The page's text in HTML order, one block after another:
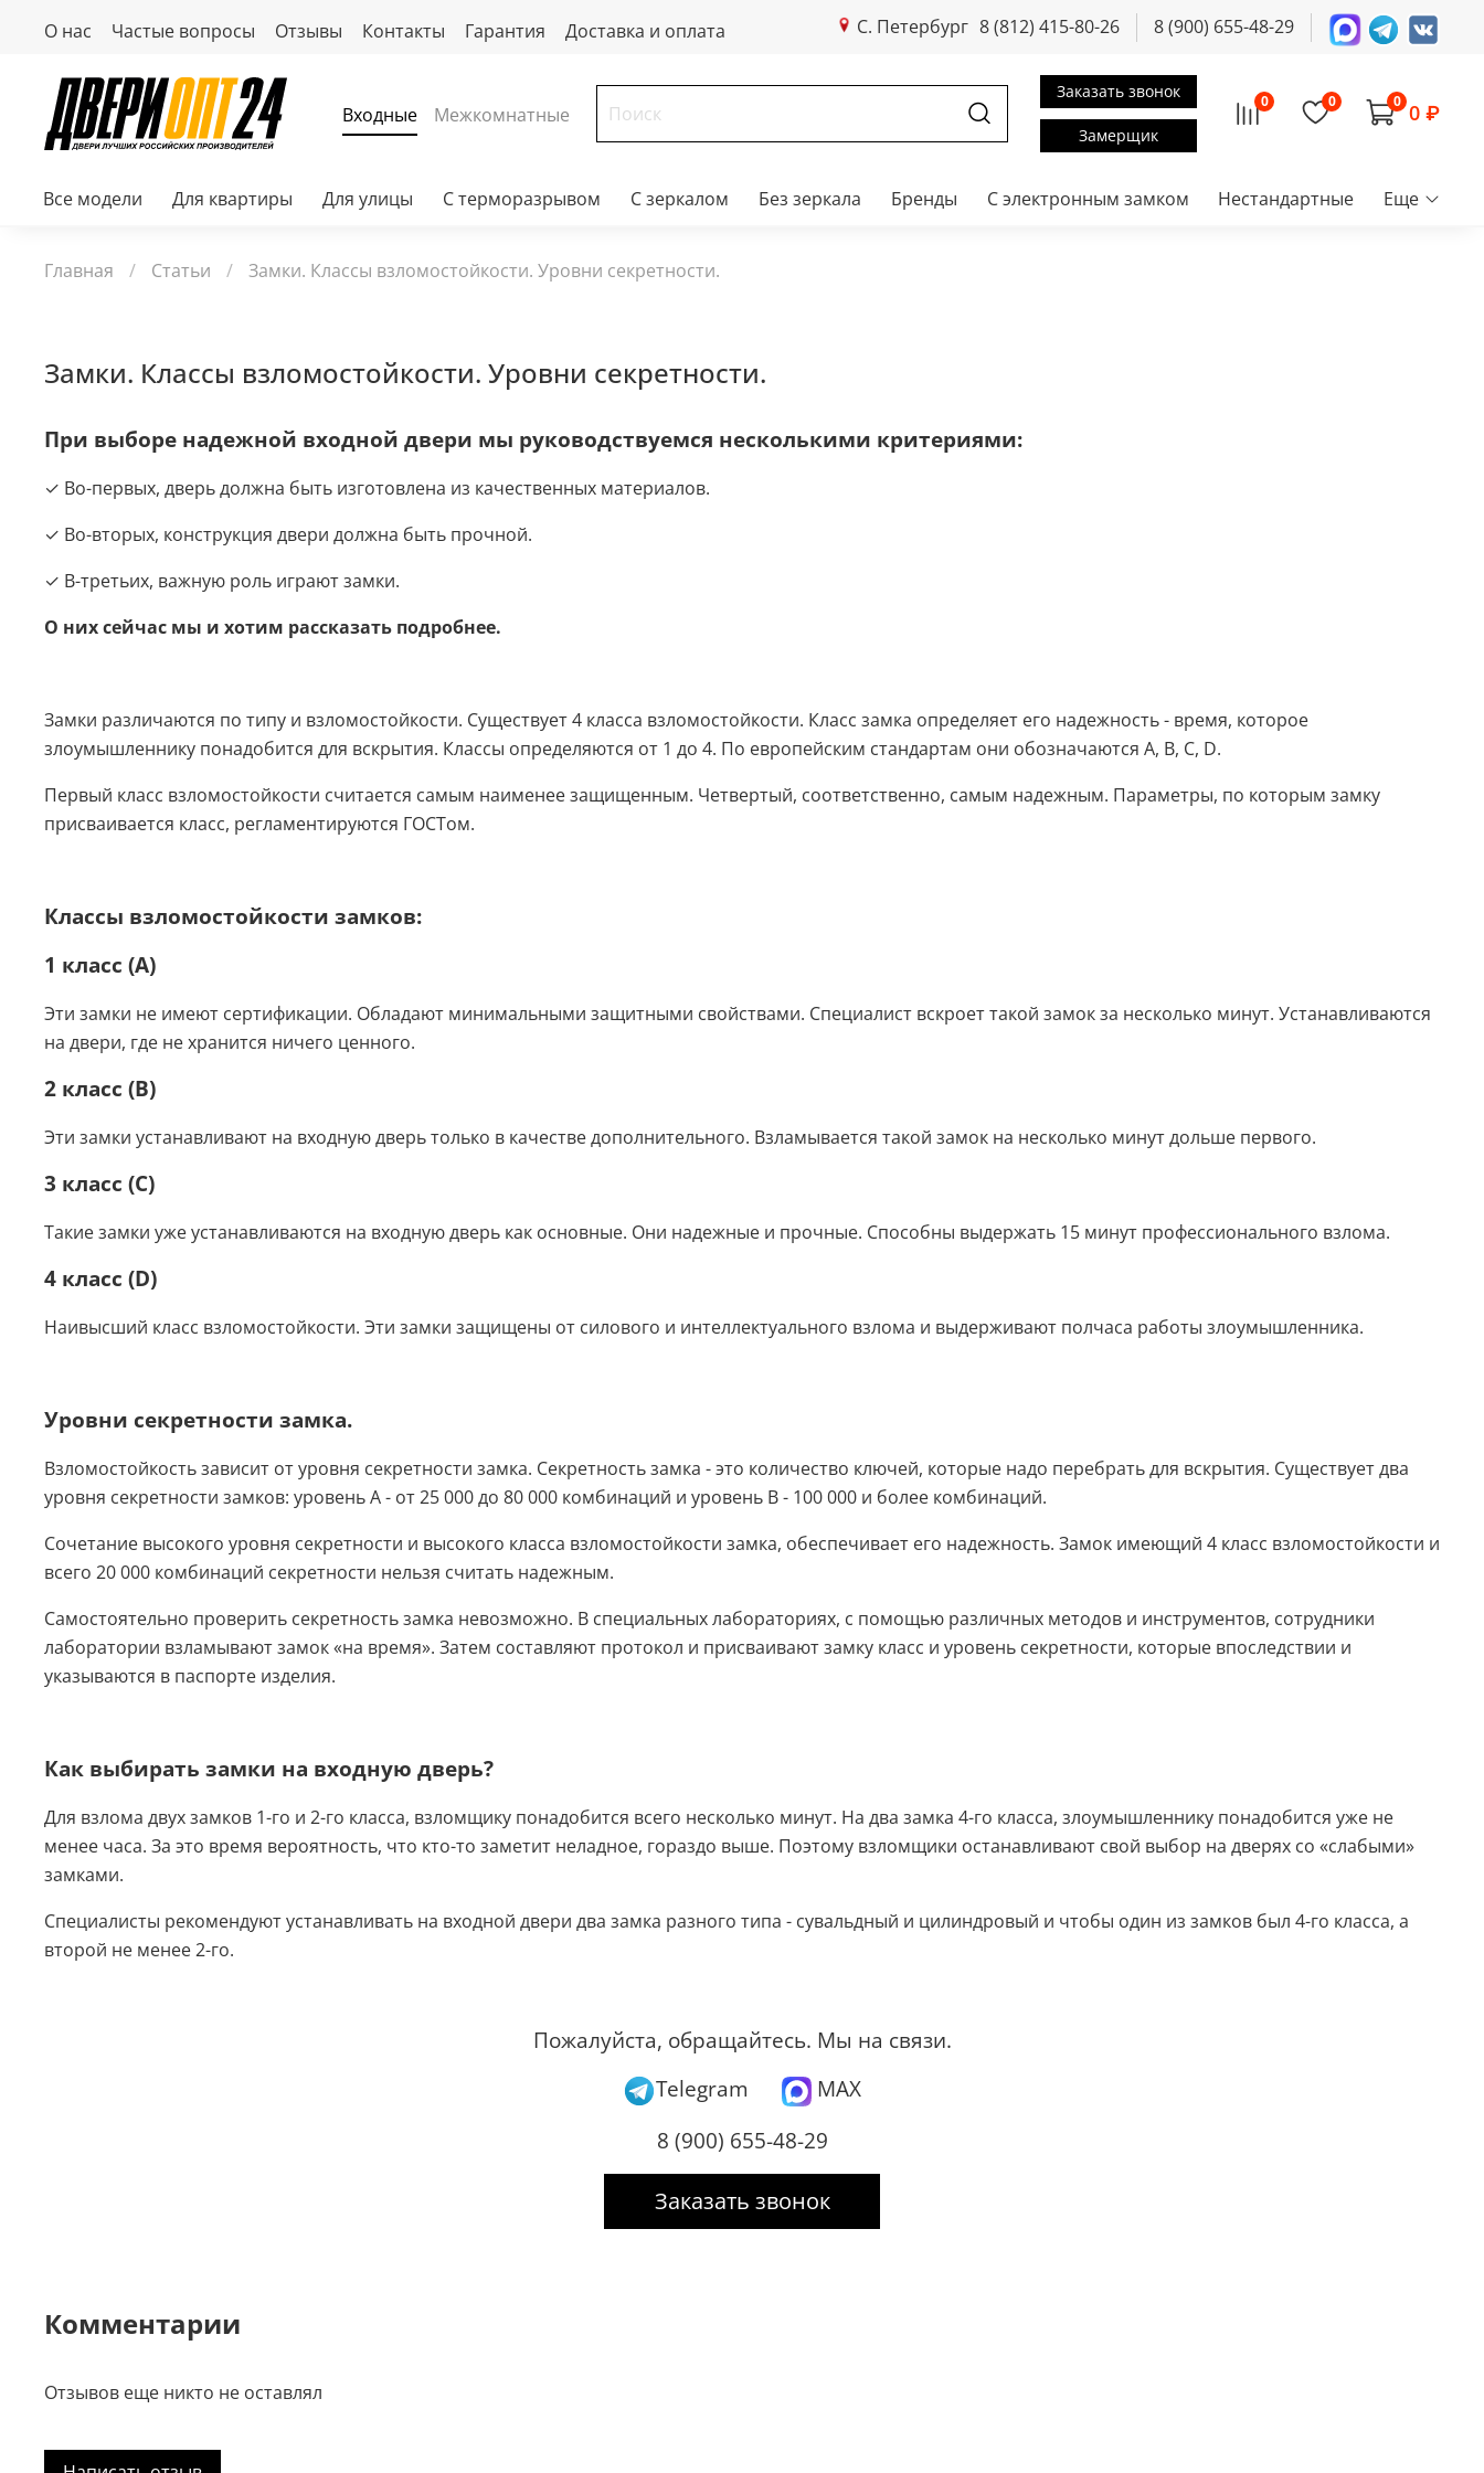
О нас Частые вопросы Отзывы Контакты Гарантия Доставка и оплата С. Петербург 8 (812) 415-80-26 8 (900) 655-48-29
Входные Межкомнатные
Заказать звонок
Замерщик
0 0 0 0 ₽
Все модели Для квартиры Для улицы С терморазрывом С зеркалом Без зеркала Бренды С электронным замком Нестандартные Еще
Главная Статьи Замки. Классы взломостойкости. Уровни секретности.
Замки. Классы взломостойкости. Уровни секретности.
При выборе надежной входной двери мы руководствуемся несколькими критериями:
✓ Во-первых, дверь должна быть изготовлена из качественных материалов.
✓ Во-вторых, конструкция двери должна быть прочной.
✓ В-третьих, важную роль играют замки.
О них сейчас мы и хотим рассказать подробнее.
Замки различаются по типу и взломостойкости. Существует 4 класса взломостойкости. Класс замка определяет его надежность - время, которое
злоумышленнику понадобится для вскрытия. Классы определяются от 1 до 4. По европейским стандартам они обозначаются A, B, C, D.
Первый класс взломостойкости считается самым наименее защищенным. Четвертый, соответственно, самым надежным. Параметры, по которым замку
присваивается класс, регламентируются ГОСТом.
Классы взломостойкости замков:
1 класс (A)
Эти замки не имеют сертификации. Обладают минимальными защитными свойствами. Специалист вскроет такой замок за несколько минут. Устанавливаются
на двери, где не хранится ничего ценного.
2 класс (B)
Эти замки устанавливают на входную дверь только в качестве дополнительного. Взламывается такой замок на несколько минут дольше первого.
3 класс (C)
Такие замки уже устанавливаются на входную дверь как основные. Они надежные и прочные. Способны выдержать 15 минут профессионального взлома.
4 класс (D)
Наивысший класс взломостойкости. Эти замки защищены от силового и интеллектуального взлома и выдерживают полчаса работы злоумышленника.
Уровни секретности замка.
Взломостойкость зависит от уровня секретности замка. Секретность замка - это количество ключей, которые надо перебрать для вскрытия. Существует два
уровня секретности замков: уровень А - от 25 000 до 80 000 комбинаций и уровень В - 100 000 и более комбинаций.
Сочетание высокого уровня секретности и высокого класса взломостойкости замка, обеспечивает его надежность. Замок имеющий 4 класс взломостойкости и
всего 20 000 комбинаций секретности нельзя считать надежным.
Самостоятельно проверить секретность замка невозможно. В специальных лабораториях, с помощью различных методов и инструментов, сотрудники
лаборатории взламывают замок «на время». Затем составляют протокол и присваивают замку класс и уровень секретности, которые впоследствии и
указываются в паспорте изделия.
Как выбирать замки на входную дверь?
Для взлома двух замков 1-го и 2-го класса, взломщику понадобится всего несколько минут. На два замка 4-го класса, злоумышленнику понадобится уже не
менее часа. За это время вероятность, что кто-то заметит неладное, гораздо выше. Поэтому взломщики останавливают свой выбор на дверях со «слабыми»
замками.
Специалисты рекомендуют устанавливать на входной двери два замка разного типа - сувальдный и цилиндровый и чтобы один из замков был 4-го класса, а
второй не менее 2-го.
Пожалуйста, обращайтесь. Мы на связи.
Telegram
MAX
8 (900) 655-48-29
Заказать звонок
Комментарии
Отзывов еще никто не оставлял